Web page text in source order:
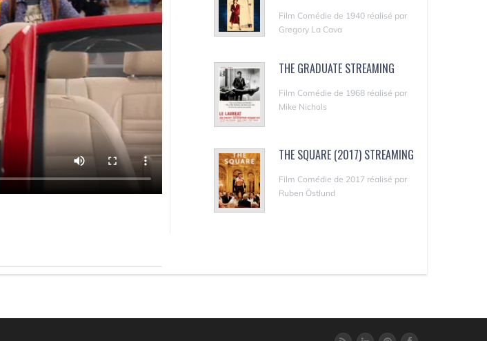
Film Comédie de 1940 réalisé par
Gregory La Cava
THE GRADUATE STREAMING
Film Comédie de 1968 réalisé par
Mike Nichols
THE SQUARE (2017) STREAMING
Film Comédie de 2017 réalisé par
Ruben Östlund